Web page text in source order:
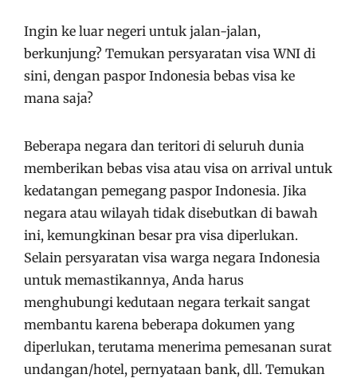
Ingin ke luar negeri untuk jalan-jalan,
berkunjung? Temukan persyaratan visa WNI di
sini, dengan paspor Indonesia bebas visa ke
mana saja?
Beberapa negara dan teritori di seluruh dunia
memberikan bebas visa atau visa on arrival untuk
kedatangan pemegang paspor Indonesia. Jika
negara atau wilayah tidak disebutkan di bawah
ini, kemungkinan besar pra visa diperlukan.
Selain persyaratan visa warga negara Indonesia
untuk memastikannya, Anda harus
menghubungi kedutaan negara terkait sangat
membantu karena beberapa dokumen yang
diperlukan, terutama menerima pemesanan surat
undangan/hotel, pernyataan bank, dll. Temukan